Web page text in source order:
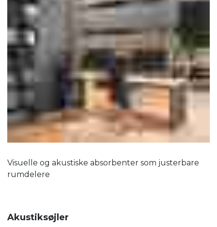
Visuelle og akustiske absorbenter som justerbare
rumdelere
Akustiksøjler